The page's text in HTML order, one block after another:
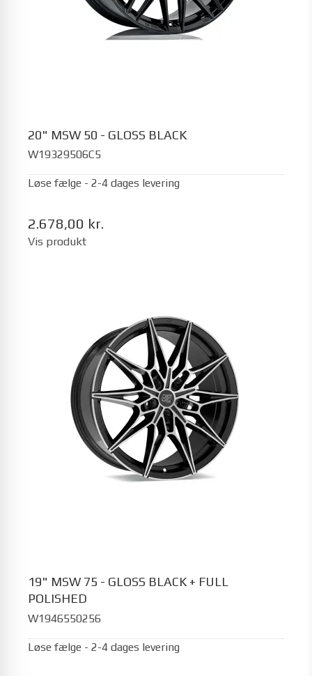
20" MSW 50 - GLOSS BLACK
W19329506C5
Løse fælge - 2-4 dages levering
2.678,00 kr.
Vis produkt
19" MSW 75 - GLOSS BLACK + FULL
POLISHED
W1946550256
Løse fælge - 2-4 dages levering